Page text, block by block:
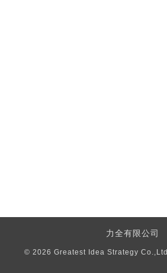
力全有限公司
© 2026 Greatest Idea Strategy Co.,Ltd